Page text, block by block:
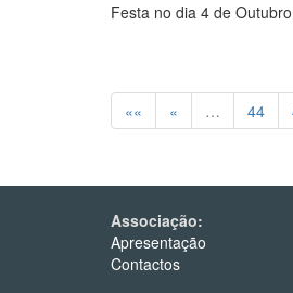
Festa no dia 4 de
«« « … 44
Associação:
Apresentação
Contactos